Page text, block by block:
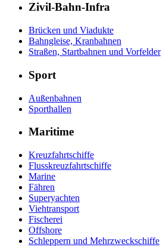
Zivil-Bahn-Infra
Brücken und Viadukte
Bahngleise, Kranbahnen
Straßen, Startbahnen und Vorfelder
Sport
Außenbahnen
Sporthallen
Maritime
Kreuzfahrtschiffe
Flusskreuzfahrtschiffe
Marine
Fähren
Superyachten
Viehtransport
Fischerei
Offshore
Schleppern und Mehrzweckschiffe